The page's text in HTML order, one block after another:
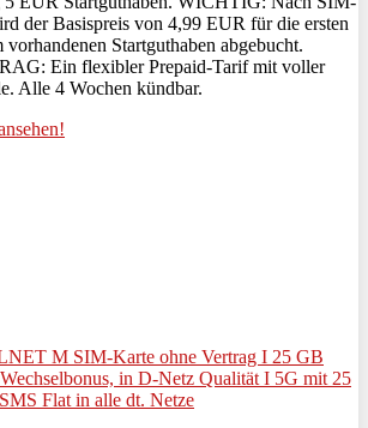
der Basispreis von 4,99 EUR für die ersten
Startguthaben abgebucht.
Ein flexibler Prepaid-Tarif mit voller
Alle 4 Wochen kündbar.
M SIM-Karte ohne Vertrag I 25 GB
in D-Netz Qualität I 5G mit 25
Flat in alle dt. Netze